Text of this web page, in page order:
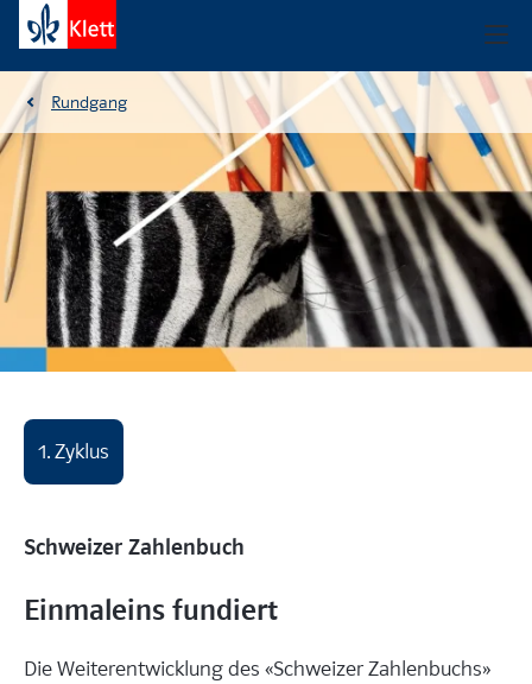
Rundgang
1. Zyklus
Schweizer Zahlenbuch
Einmaleins fundiert
Die Weiterentwicklung des «Schweizer Zahlenbuchs»